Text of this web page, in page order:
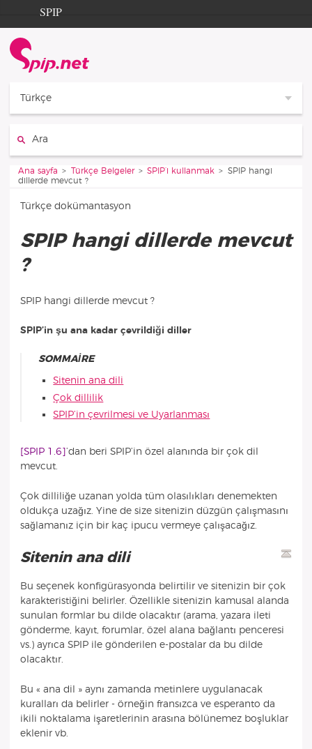
Aller au contenu
Aller à la navigation
SPIP
Documentation
Contribution
Türkçe
Vous êtes ici :
Ana sayfa Türkçe Belgeler SPIP’i kullanmak
SPIP hangi
dillerde mevcut ?
Türkçe dokümantasyon
SPIP hangi dillerde mevcut
?
SPIP hangi dillerde mevcut ?
SPIP’in şu ana kadar çevrildiği diller
SOMMAIRE
Sitenin ana dili
Çok dillilik
SPIP’in çevrilmesi ve Uyarlanması
[SPIP 1.6]’dan beri SPIP’in özel alanında bir çok dil
mevcut.
Çok dilliliğe uzanan yolda tüm olasılıkları denemekten
oldukça uzağız. Yine de size sitenizin düzgün çalışmasını
sağlamanız için bir kaç ipucu vermeye çalışacağız.
Sitenin ana dili
Bu seçenek konfigürasyonda belirtilir ve sitenizin bir çok
karakteristiğini belirler. Özellikle sitenizin kamusal alanda
sunulan formlar bu dilde olacaktır (arama, yazara ileti
gönderme, kayıt, forumlar, özel alana bağlantı penceresi
vs.) ayrıca SPIP ile gönderilen e-postalar da bu dilde
olacaktır.
Bu « ana dil » aynı zamanda metinlere uygulanacak
kuralları da belirler - örneğin fransızca ve esperanto da
ikili noktalama işaretlerinin arasına bölünemez boşluklar
eklenir vb.